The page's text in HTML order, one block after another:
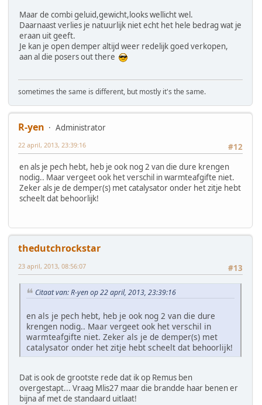
Maar de combi geluid,gewicht,looks wellicht wel.
Daarnaast verlies je natuurlijk niet echt het hele bedrag wat je
eraan uit geeft.
Je kan je open demper altijd weer redelijk goed verkopen,
aan al die posers out there
sometimes the same is different, but mostly it's the same.
R-yen
Administrator
#12
22 april, 2013, 23:39:16
en als je pech hebt, heb je ook nog 2 van die dure krengen
nodig.. Maar vergeet ook het verschil in warmteafgifte niet.
Zeker als je de demper(s) met catalysator onder het zitje hebt
scheelt dat behoorlijk!
thedutchrockstar
#13
23 april, 2013, 08:56:07
Citaat van: R-yen op 22 april, 2013, 23:39:16
en als je pech hebt, heb je ook nog 2 van die dure
krengen nodig.. Maar vergeet ook het verschil in
warmteafgifte niet. Zeker als je de demper(s) met
catalysator onder het zitje hebt scheelt dat behoorlijk!
Dat is ook de grootste rede dat ik op Remus ben
overgestapt... Vraag Mlis27 maar die brandde haar benen er
bijna af met de standaard uitlaat!